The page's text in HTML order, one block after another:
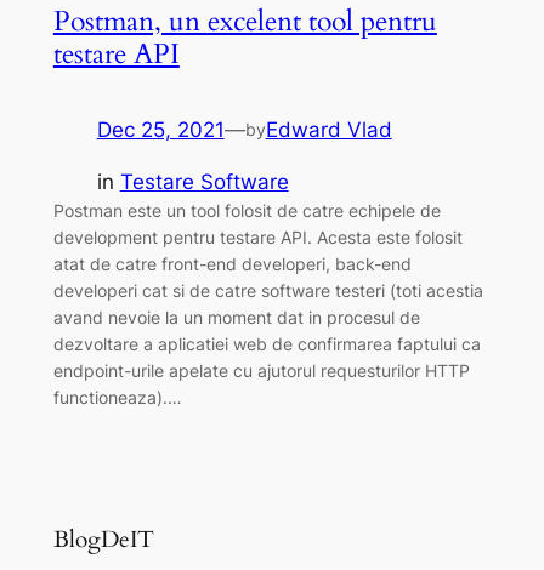
Postman, un excelent tool pentru
testare API
Dec 25, 2021—byEdward Vlad
in Testare Software
Postman este un tool folosit de catre echipele de
development pentru testare API. Acesta este folosit
atat de catre front-end developeri, back-end
developeri cat si de catre software testeri (toti acestia
avand nevoie la un moment dat in procesul de
dezvoltare a aplicatiei web de confirmarea faptului ca
endpoint-urile apelate cu ajutorul requesturilor HTTP
functioneaza).…
BlogDeIT